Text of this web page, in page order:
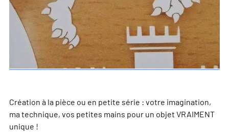
Création à la pièce ou en petite série : votre imagination,
ma technique, vos petites mains pour un objet VRAIMENT
unique !